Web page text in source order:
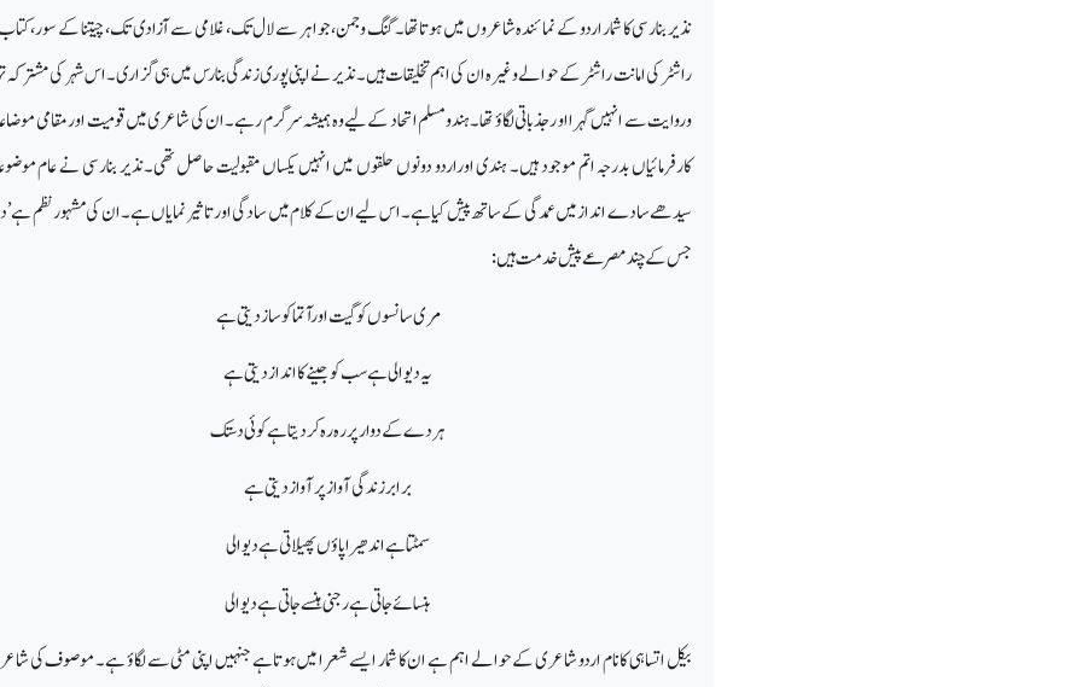
نذیر بنارسی کا شمار اردو کے نمائندہ شاعروں میں ہوتاتھا۔ گنگ وجمن، جواہر سے لال تک، غلامی سے آزادی تک، چیتنا کے سور،
راشٹر کی امانت راشٹر کے حوالے وغیرہ ان کی اہم تخلیقات ہیں۔ نذیر نے اپنی پوری زندگی بنارس میں ہی گزاری۔ اس شہر کی
وروایت سے انہیں گہرا او رجذباتی لگاؤ تھا۔ہندو مسلم اتحاد کے لیے وہ ہمیشہ سرگرم رہے۔ ان کی شاعری میں قومیت او رمقامی
کارفرمائیاں بدرجہ اتم موجود ہیں۔ ہندی اوراردو دونوں حلقوں میں انہیں یکساں مقبولیت حاصل تھی۔نذیر بنارسی نے عام
سیدھے سادے انداز میں عمدگی کے ساتھ پیش کیا ہے۔ اس لیے ان کے کلام میں سادگی اور تاثیر نمایاں ہے۔ ان کی مشہور نظم ہے
جس کے چند مصرعے پیش خدمت ہیں:
مری سانسوں کو گیت او رآتما کو ساز دیتی ہے
یہ دیوالی ہے سب کو جینے کا انداز دیتی ہے
ہردے کے دوار پر رہ رہ کر دیتاہے کوئی دستک
برابر زندگی آواز پر آواز دیتی ہے
سمٹتا ہے اندھیرا پاؤں پھیلاتی ہے دیوالی
ہنسائے جاتی ہے رجنی ہنسے جاتی ہے دیوالی
بیکل اتساہی کا نام اردو شاعری کے حوالے اہم ہے ان کا شمار ایسے شعرا میں ہوتاہے جنہیں اپنی مٹی سے لگاؤ ہے۔ موصوف کی